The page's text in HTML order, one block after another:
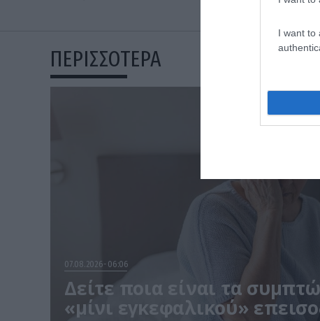
I want to
δεν
ΠΕΡΙΣΣΟΤΕΡΑ
07.08.2026 06:06
Δείτε ποια είναι τα
«μίνι εγκεφαλικού»